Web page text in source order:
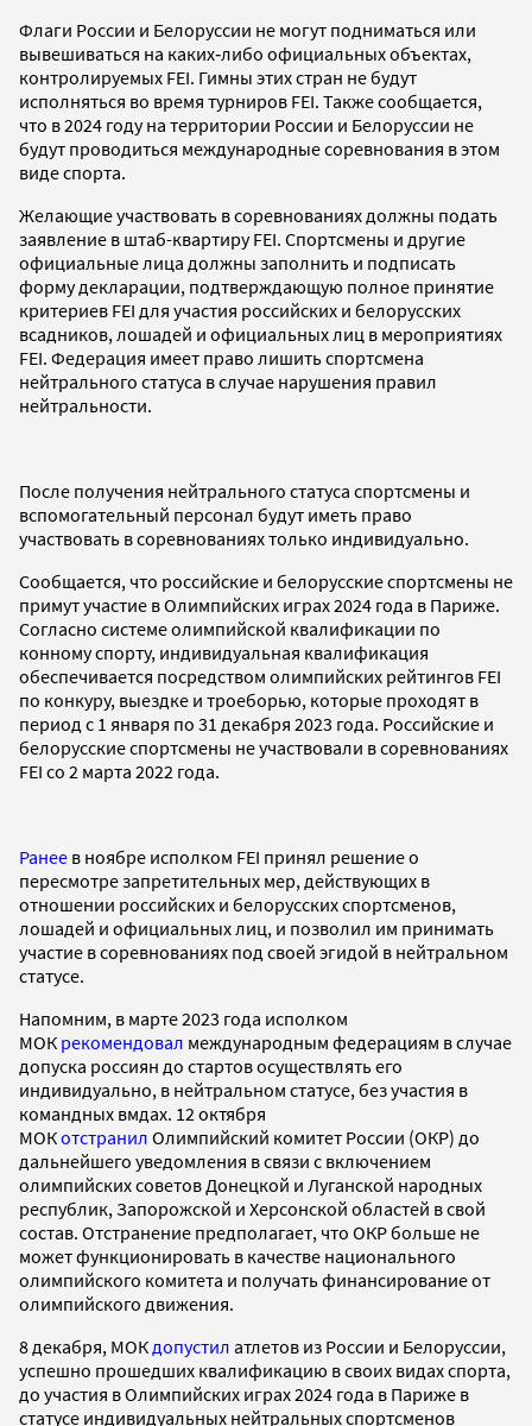
Флаги России и Белоруссии не могут подниматься или
вывешиваться на каких‑либо официальных объектах,
контролируемых FEI. Гимны этих стран не будут
исполняться во время турниров FEI. Также сообщается,
что в 2024 году на территории России и Белоруссии не
будут проводиться международные соревнования в этом
виде спорта.
Желающие участвовать в соревнованиях должны подать
заявление в штаб-квартиру FEI. Спортсмены и другие
официальные лица должны заполнить и подписать
форму декларации, подтверждающую полное принятие
критериев FEI для участия российских и белорусских
всадников, лошадей и официальных лиц в мероприятиях
FEI. Федерация имеет право лишить спортсмена
нейтрального статуса в случае нарушения правил
нейтральности.
После получения нейтрального статуса спортсмены и
вспомогательный персонал будут иметь право
участвовать в соревнованиях только индивидуально.
Сообщается, что российские и белорусские спортсмены не
примут участие в Олимпийских играх 2024 года в Париже.
Согласно системе олимпийской квалификации по
конному спорту, индивидуальная квалификация
обеспечивается посредством олимпийских рейтингов FEI
по конкуру, выездке и троеборью, которые проходят в
период с 1 января по 31 декабря 2023 года. Российские и
белорусские спортсмены не участвовали в соревнованиях
FEI со 2 марта 2022 года.
Ранее в ноябре исполком FEI принял решение о
пересмотре запретительных мер, действующих в
отношении российских и белорусских спортсменов,
лошадей и официальных лиц, и позволил им принимать
участие в соревнованиях под своей эгидой в нейтральном
статусе.
Напомним, в марте 2023 года исполком
МОК рекомендовал международным федерациям в случае
допуска россиян до стартов осуществлять его
индивидуально, в нейтральном статусе, без участия в
командных вмдах. 12 октября
МОКотстранил Олимпийский комитет России (ОКР) до
дальнейшего уведомления в связи с включением
олимпийских советов Донецкой и Луганской народных
республик, Запорожской и Херсонской областей в свой
состав. Отстранение предполагает, что ОКР больше не
может функционировать в качестве национального
олимпийского комитета и получать финансирование от
олимпийского движения.
8 декабря, МОК допустил атлетов из России и Белоруссии,
успешно прошедших квалификацию в своих видах спорта,
до участия в Олимпийских играх 2024 года в Париже в
статусе индивидуальных нейтральных спортсменов